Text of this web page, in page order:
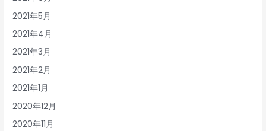
2021年5月
2021年4月
2021年3月
2021年2月
2021年1月
2020年12月
2020年11月